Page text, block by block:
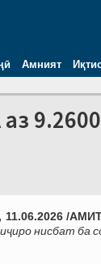
Амният
/
нисбат ба